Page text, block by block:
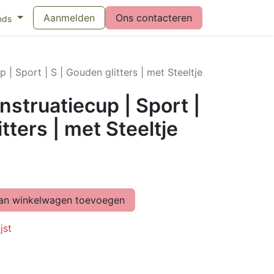
maandverband Vragen over menstruatiecups
Aanmelden Ons contacteren
| Sport | S | Gouden glitters | met Steeltje
| Sport |
| met Steeltje
winkelwagen toevoegen